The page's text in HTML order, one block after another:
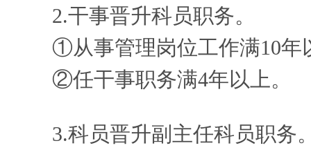
2.干事晋升科员职务。
①从事管理岗位工作满10年
②任干事职务满4年以上。
3.科员晋升副主任科员职务